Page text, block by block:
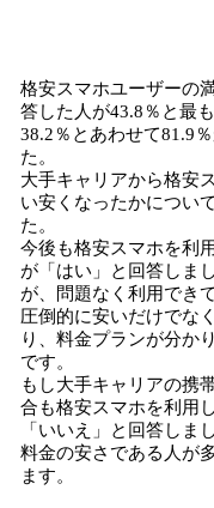
格安スマホユーザーの
答した人が43.8％と最
38.2％とあわせて81.9
た。
大手キャリアから格安
い安くなったかについ
た。
今後も格安スマホを利
が「はい」と回答しま
が、問題なく利用でき
圧倒的に安いだけでな
り、料金プランが分か
です。
もし大手キャリアの携
合も格安スマホを利用
「いいえ」と回答しま
料金の安さである人が
ます。